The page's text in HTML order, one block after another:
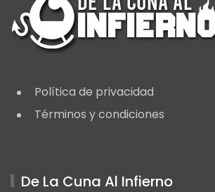
Política de privacidad
Términos y condiciones
De La Cuna Al Infierno